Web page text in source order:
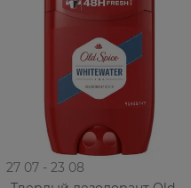
27 07 - 23 08